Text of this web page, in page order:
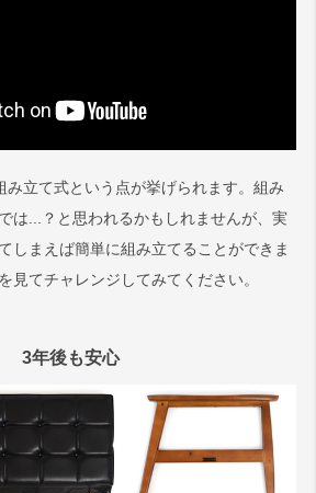
み立て式という点が挙げられます。組み
は...？と思われるかもしれませんが、実
しまえば簡単に組み立てることができま
見てチャレンジしてみてください。
3年後も安心